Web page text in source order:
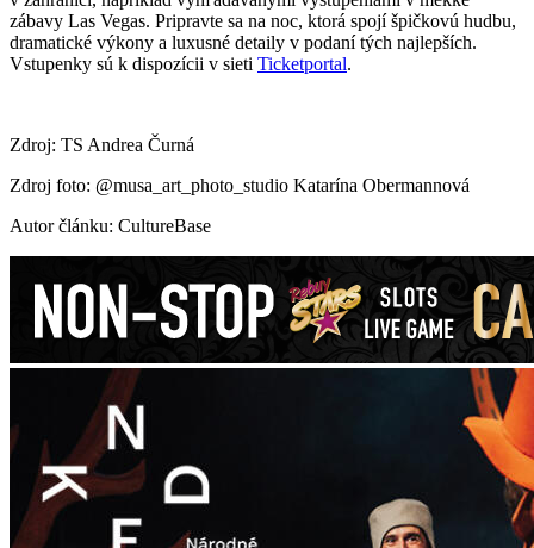
zábavy Las Vegas. Pripravte sa na noc, ktorá spojí špičkovú hudbu,
dramatické výkony a luxusné detaily v podaní tých najlepších.
Vstupenky sú k dispozícii v sieti Ticketportal.
Zdroj: TS Andrea Čurná
Zdroj foto: @musa_art_photo_studio Katarína Obermannová
Autor článku: CultureBase